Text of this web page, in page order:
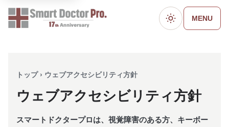
ダークモード
MENU
トップ › ウェブアクセシビリティ方針
ウェブアクセシビリティ方針
スマートドクタープロは、視覚障害のある方、キーボー